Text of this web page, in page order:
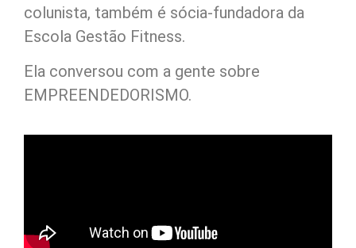
colunista, também é sócia-fundadora da
Escola Gestão Fitness.
Ela conversou com a gente sobre
EMPREENDEDORISMO.